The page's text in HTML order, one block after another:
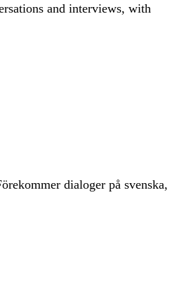
and interviews, with
dialoger på svenska,